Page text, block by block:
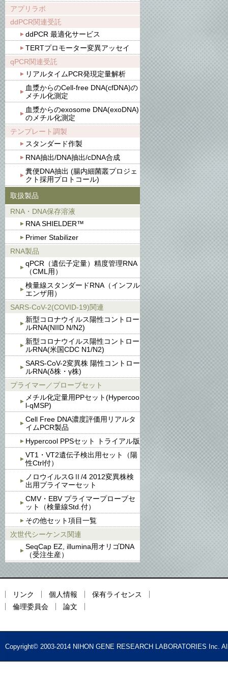
アプリラボ
ddPCR関連受託
ddPCR 最適化サービス
TERTプロモーター変異アッセイ
qPCR関連受託
リアルタイムPCR発現定量解析
血漿からのCell-free DNA(cfDNA)の
メチル化測定
血漿からのexosome DNA(exoDNA)
のメチル化測定
テンプレート調製
スタンダード作製
RNA抽出/DNA抽出/cDNA合成
糞便DNA抽出 (腸内細菌叢プロジェ
クト採用プロトコール)
取扱製品
RNA・DNA保存溶液
RNA SHIELDER™
Primer Stabilizer
RNA製品
qPCR（遺伝子定量）精度管理RNA
（CML用）
検量線スタンダードRNA（インフル
エンザ用）
SARS-CoV-2(COVID-19)関連
新型コロナウイルス陽性コントロー
ルRNA(NIID N/N2)
新型コロナウイルス陽性コントロー
ルRNA(米国CDC N1/N2)
SARS-CoV-2変異株 陽性コントロー
ルRNA(δ株・γ株)
プライマー／プローブセット
メチル化定量用PPセット(Hypercoo
l-qMSP)
Cell Free DNA濃度評価用リアルタ
イムPCR製品
Hypercool PPSセット トライアル版
VT1・VT2遺伝子検出用セット（陽
性Ctrl付）
ノロウイルスGⅡ/4 2012変異株検
出用プライマーセット
CMV・EBV プライマープローブセ
ット（検量線Std.付）
その他セット項目一覧
次世代シーケンス関連
SeqCap EZ, illumina用オリゴDNA
（受注生産）
リンク 個人情報
保有ライセンス
倫理委員会
論文
Copyright© 2003-2014 NIHON GENE RESEARCH LABORATORIES Inc.